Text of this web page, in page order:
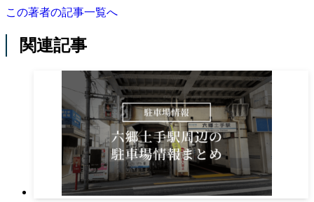
この著者の記事一覧へ
関連記事